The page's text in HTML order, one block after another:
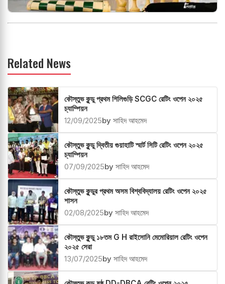
Related News
কৌস্তুভ কুন্ডু প্রথম শিলিগুড়ি SCGC রেটিং ওপেন ২০২৫
চ্যাম্পিয়ন
12/09/2025by সাহিদ আহমেদ
কৌস্তুভ কুন্ডু দ্বিতীয় গুয়াহাটি স্মার্ট সিটি রেটিং ওপেন ২০২৫
চ্যাম্পিয়ন
07/09/2025by সাহিদ আহমেদ
কৌস্তুভ কুন্ডুর প্রথম অসম বিশ্ববিদ্যালয় রেটিং ওপেন ২০২৫
শাসন
02/08/2025by সাহিদ আহমেদ
কৌস্তুভ কুন্ডু ১৮তম G H রাইসোনি মেমোরিয়াল রেটিং ওপেন
২০২৫ সেরা